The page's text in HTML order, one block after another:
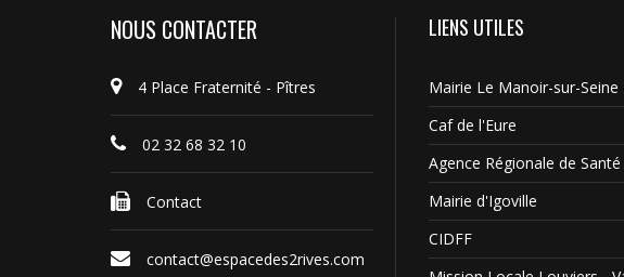
NOUS CONTACTER
4 Place Fraternité - Pîtres
02 32 68 32 10
Contact
contact@espacedes2rives.com
LIENS UTILES
Mairie Le Manoir-sur-Seine
Caf de l'Eure
Agence Régionale de Santé
Mairie d'Igoville
CIDFF